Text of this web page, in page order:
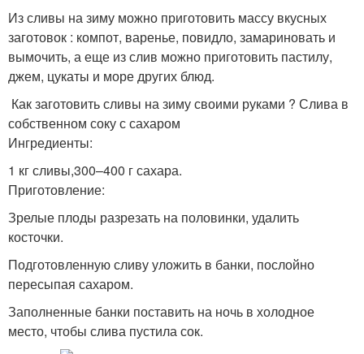
Из сливы на зиму можно приготовить массу вкусных
заготовок : компот, варенье, повидло, замариновать и
вымочить, а еще из слив можно приготовить пастилу,
джем, цукаты и море других блюд.
Как заготовить сливы на зиму своими руками ? Слива в
собственном соку с сахаром
Ингредиенты:
1 кг сливы,300–400 г сахара.
Приготовление:
Зрелые плоды разрезать на половинки, удалить
косточки.
Подготовленную сливу уложить в банки, послойно
пересыпая сахаром.
Заполненные банки поставить на ночь в холодное
место, чтобы слива пустила сок.